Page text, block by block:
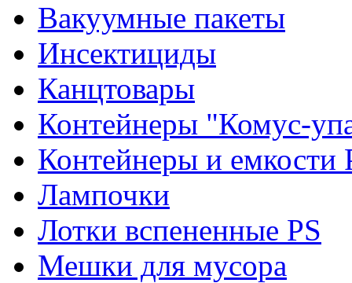
Вакуумные пакеты
Инсектициды
Канцтовары
Контейнеры "Комус-
Контейнеры и емкости
Лампочки
Лотки вспененные PS
Мешки для мусора